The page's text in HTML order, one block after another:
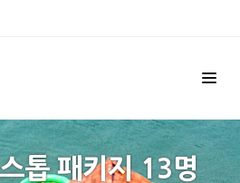
톱 패키지 13명